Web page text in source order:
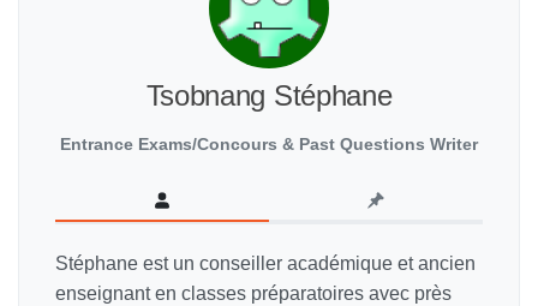
Tsobnang Stéphane
Entrance Exams/Concours & Past Questions Writer
Stéphane est un conseiller académique et ancien
enseignant en classes préparatoires avec près